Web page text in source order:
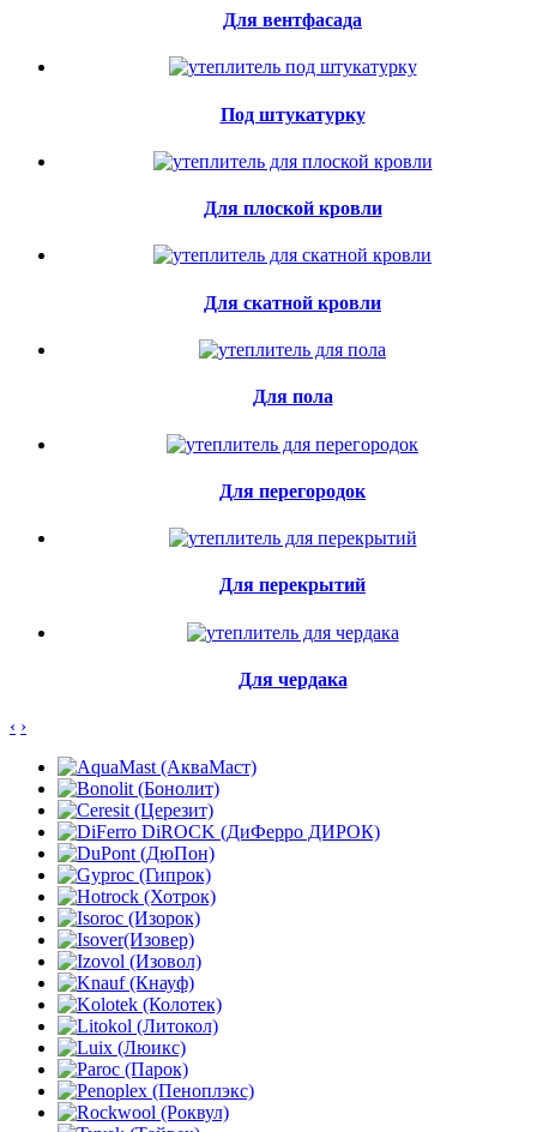
Для вентфасада
Под штукатурку
Для плоской кровли
Для скатной кровли
Для пола
Для перегородок
Для перекрытий
Для чердака
‹ ›